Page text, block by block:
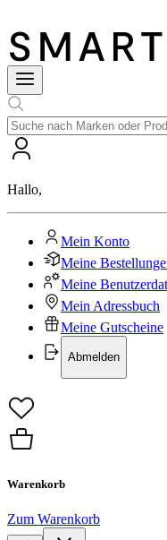
Hallo,
Mein Konto
Meine
Meine
Mein Adressbuch
Meine Gutscheine
Abmelden
Warenkorb
Zum Warenkorb